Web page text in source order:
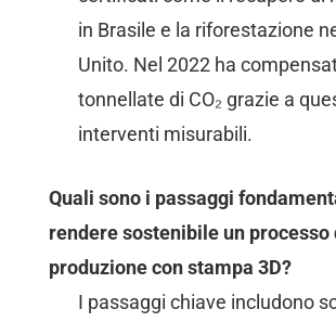
in Brasile e la riforestazione
Unito. Nel 2022 ha
tonnellate di CO₂ grazie a
interventi misurabili.
Quali sono i passaggi
rendere sostenibile un processo
produzione con stampa 3D?
I passaggi chiave includono